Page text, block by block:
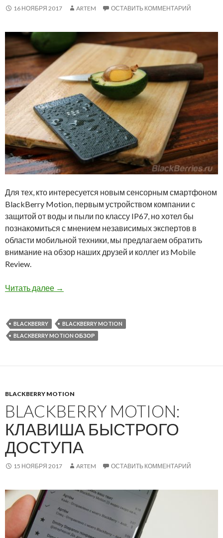
16 НОЯБРЯ 2017 ARTEM ОСТАВИТЬ КОММЕНТАРИЙ
Для тех, кто интересуется новым сенсорным смартфоном
BlackBerry Motion, первым устройством компании с
защитой от воды и пыли по классу IP67, но хотел бы
познакомиться с мнением независимых экспертов в
области мобильной техники, мы предлагаем обратить
внимание на обзор наших друзей и коллег из Mobile
Review.
Читать далее Обзор смартфона BlackBerry Motion от
→
BLACKBERRY
BLACKBERRY MOTION
BLACKBERRY MOTION ОБЗОР
BLACKBERRY MOTION
BLACKBERRY MOTION:
КЛАВИША БЫСТРОГО
ДОСТУПА
15 НОЯБРЯ 2017 ARTEM ОСТАВИТЬ КОММЕНТАРИЙ